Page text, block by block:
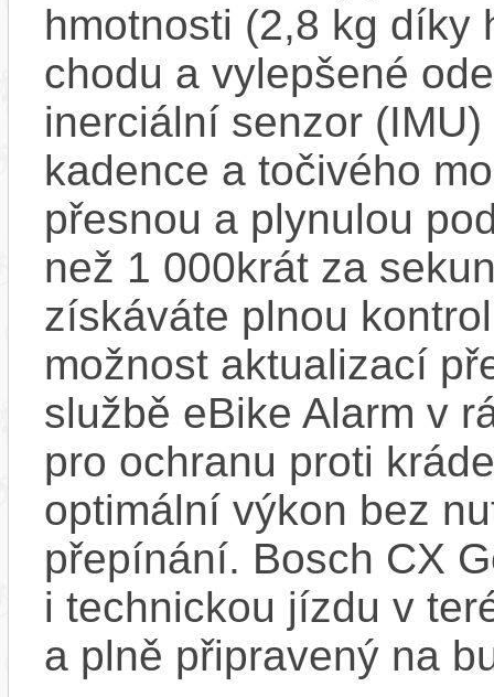
hmotnosti (2,8 kg díky
chodu a vylepšené
inerciální senzor
kadence a točivého
přesnou a plynulou
než 1 000krát za
získáváte plnou
možnost aktualizací
službě eBike Alarm v
pro ochranu proti
optimální výkon bez
přepínání. Bosch CX
i technickou jízdu v
a plně připravený na